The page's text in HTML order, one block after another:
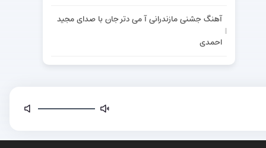
آهنگ جشنی مازندرانی آ می دتر جان با صدای مجید
احمدی